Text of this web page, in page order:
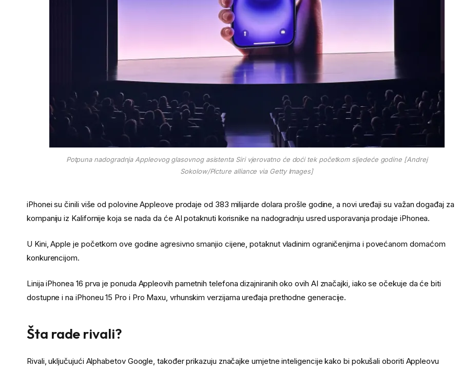
Potpuna nadogradnja Appleovog glasovnog asistenta Siri vjerovatno će doći tek početkom sljedeće godine [Andrej
Sokolow/Picture alliance via Getty Images]
iPhonei su činili više od polovine Appleove prodaje od 383 milijarde dolara prošle godine, a novi uređaji su važan događaj za
kompaniju iz Kalifornije koja se nada da će AI potaknuti korisnike na nadogradnju usred usporavanja prodaje iPhonea.
U Kini, Apple je početkom ove godine agresivno smanjio cijene, potaknut vladinim ograničenjima i povećanom domaćom
konkurencijom.
Linija iPhonea 16 prva je ponuda Appleovih pametnih telefona dizajniranih oko ovih AI značajki, iako se očekuje da će biti
dostupne i na iPhoneu 15 Pro i Pro Maxu, vrhunskim verzijama uređaja prethodne generacije.
Šta rade rivali?
Rivali, uključujući Alphabetov Google, također prikazuju značajke umjetne inteligencije kako bi pokušali oboriti Appleovu